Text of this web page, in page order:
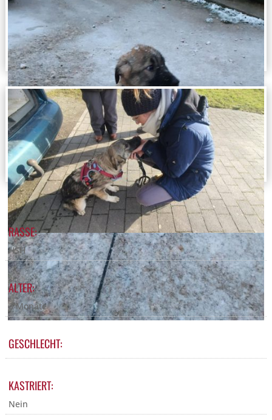
RASSE:
HSH
ALTER:
3 Monate
GESCHLECHT:
KASTRIERT:
Nein